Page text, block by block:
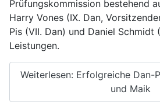
Prüfungskommission bestehend
Harry Vones (IX. Dan,
Pis (VII. Dan) und Daniel Schmidt
Leistungen.
Weiterlesen: Erfolgreiche Dan-
und Maik